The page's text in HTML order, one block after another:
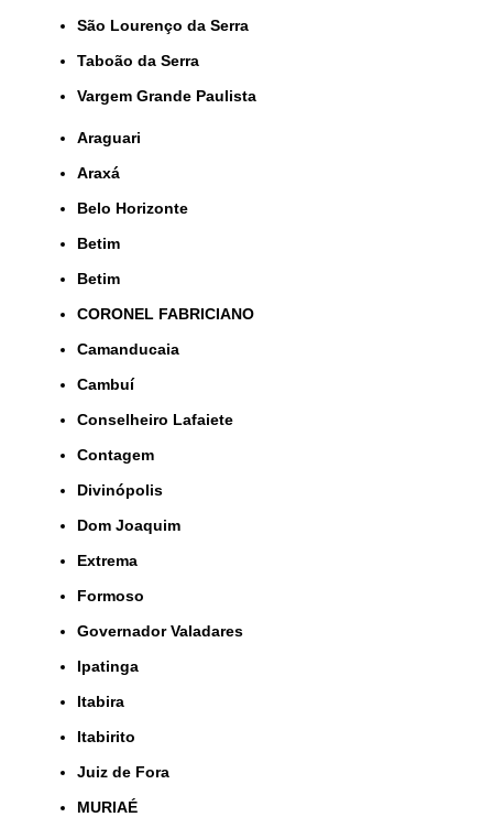
São Lourenço da Serra
Taboão da Serra
Vargem Grande Paulista
Araguari
Araxá
Belo Horizonte
Betim
Betim
CORONEL FABRICIANO
Camanducaia
Cambuí
Conselheiro Lafaiete
Contagem
Divinópolis
Dom Joaquim
Extrema
Formoso
Governador Valadares
Ipatinga
Itabira
Itabirito
Juiz de Fora
MURIAÉ